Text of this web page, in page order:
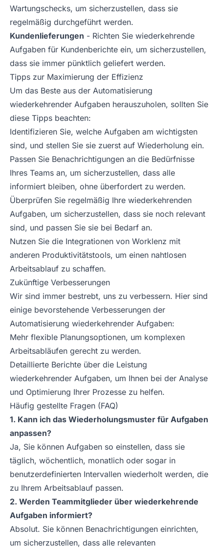
Wartungschecks, um sicherzustellen, dass sie
regelmäßig durchgeführt werden.
Kundenlieferungen - Richten Sie wiederkehrende
Aufgaben für Kundenberichte ein, um sicherzustellen,
dass sie immer pünktlich geliefert werden.
Tipps zur Maximierung der Effizienz
Um das Beste aus der Automatisierung
wiederkehrender Aufgaben herauszuholen, sollten Sie
diese Tipps beachten:
Identifizieren Sie, welche Aufgaben am wichtigsten
sind, und stellen Sie sie zuerst auf Wiederholung ein.
Passen Sie Benachrichtigungen an die Bedürfnisse
Ihres Teams an, um sicherzustellen, dass alle
informiert bleiben, ohne überfordert zu werden.
Überprüfen Sie regelmäßig Ihre wiederkehrenden
Aufgaben, um sicherzustellen, dass sie noch relevant
sind, und passen Sie sie bei Bedarf an.
Nutzen Sie die Integrationen von Worklenz mit
anderen Produktivitätstools, um einen nahtlosen
Arbeitsablauf zu schaffen.
Zukünftige Verbesserungen
Wir sind immer bestrebt, uns zu verbessern. Hier sind
einige bevorstehende Verbesserungen der
Automatisierung wiederkehrender Aufgaben:
Mehr flexible Planungsoptionen, um komplexen
Arbeitsabläufen gerecht zu werden.
Detaillierte Berichte über die Leistung
wiederkehrender Aufgaben, um Ihnen bei der Analyse
und Optimierung Ihrer Prozesse zu helfen.
Häufig gestellte Fragen (FAQ)
1. Kann ich das Wiederholungsmuster für Aufgaben
anpassen?
Ja, Sie können Aufgaben so einstellen, dass sie
täglich, wöchentlich, monatlich oder sogar in
benutzerdefinierten Intervallen wiederholt werden, die
zu Ihrem Arbeitsablauf passen.
2. Werden Teammitglieder über wiederkehrende
Aufgaben informiert?
Absolut. Sie können Benachrichtigungen einrichten,
um sicherzustellen, dass alle relevanten